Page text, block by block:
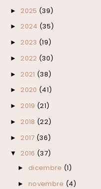
► 2025 (39)
► 2024 (35)
► 2023 (19)
► 2022 (30)
► 2021 (38)
► 2020 (41)
► 2019 (21)
► 2018 (22)
► 2017 (36)
▼ 2016 (37)
► dicembre (1)
► novembre (4)